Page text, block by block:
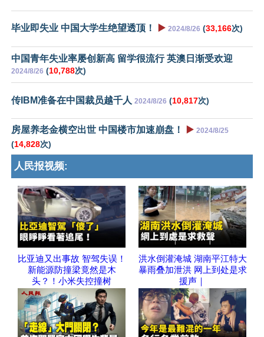
毕业即失业 中国大学生绝望透顶！ ▶️ 2024/8/26 (33,166次)
中国青年失业率屡创新高 留学很流行 英澳日渐受欢迎
2024/8/26 (10,788次)
传IBM准备在中国裁员越千人 2024/8/26 (10,817次)
房屋养老金横空出世 中国楼市加速崩盘！ ▶️ 2024/8/25
(14,828次)
人民报视频:
比亚迪又出事故 智驾失误！
新能源防撞梁竟然是木
头？！小米失控撞树
洪水倒灌淹城 湖南平江特大
暴雨叠加泄洪 网上到处是求
援声｜